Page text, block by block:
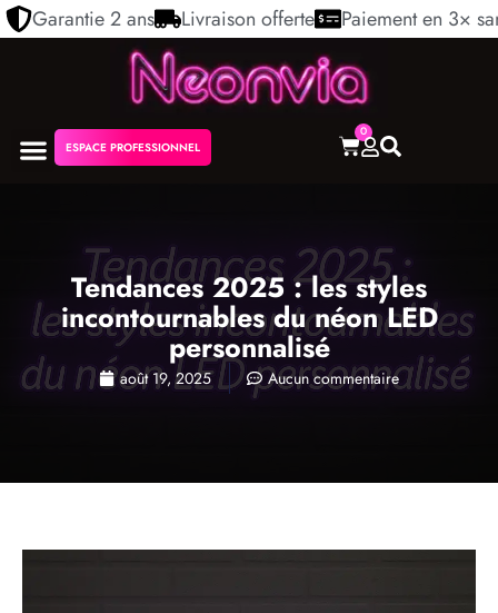
Garantie 2 ans Livraison offerte Paiement en 3×
ESPACE PROFESSIONNEL
0
Tendances 2025 : les styles
incontournables du néon LED
personnalisé
août 19, 2025 Aucun commentaire